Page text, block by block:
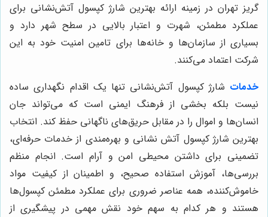
گریز تهران در زمینه ارائه بهترین شارژ کپسول آتش‌نشانی برای
عملکرد مطمئن، شهرت و اعتبار بالایی در سطح شهر دارد و
بسیاری از سازمان‌ها و خانه‌ها برای تامین امنیت خود به این
شرکت اعتماد می‌کنند.
خدمات شارژ کپسول آتش‌نشانی تنها یک اقدام نگهداری ساده
نیست بلکه بخشی از فرهنگ ایمنی است که می‌تواند جان
انسان‌ها و اموال را در مقابل حریق‌های ناگهانی حفظ کند. انتخاب
بهترین شارژ کپسول آتش نشانی و بهره‌مندی از خدمات حرفه‌ای،
تضمینی برای داشتن محیطی امن و آرام است. انجام منظم
بررسی‌ها، آموزش استفاده صحیح، و اطمینان از کیفیت مواد
خاموش‌کننده، همه عناصر ضروری برای عملکرد مطمئن کپسول‌ها
هستند و هر کدام به سهم خود نقش مهمی در پیشگیری از